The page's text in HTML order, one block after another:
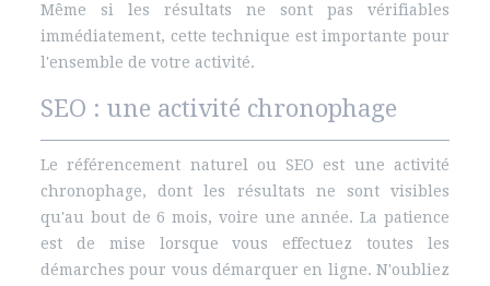
Même si les résultats ne sont pas vérifiables
immédiatement, cette technique est importante pour
l'ensemble de votre activité.
SEO : une activité chronophage
Le référencement naturel ou SEO est une activité
chronophage, dont les résultats ne sont visibles
qu'au bout de 6 mois, voire une année. La patience
est de mise lorsque vous effectuez toutes les
démarches pour vous démarquer en ligne. N'oubliez